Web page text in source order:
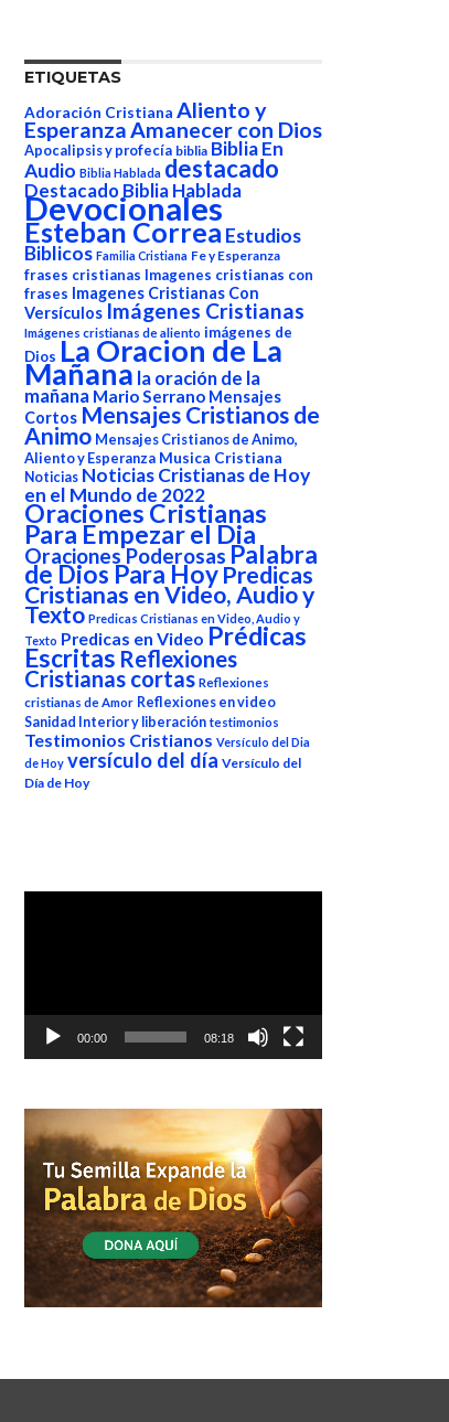
ETIQUETAS
Adoración Cristiana Aliento y
EsperanzaAmanecer con Dios
Apocalipsis y profecía biblia Biblia En
Audio Biblia Hablada destacado
Destacado Biblia Hablada
Devocionales
Esteban Correa Estudios
Biblicos Familia Cristiana Fe y Esperanza
frases cristianas Imagenes cristianas con
frases Imagenes Cristianas Con
Versículos Imágenes Cristianas
Imágenes cristianas de aliento imágenes de
Dios La Oracion de La
Mañana la oración de la
mañana Mario Serrano Mensajes
Cortos Mensajes Cristianos de
Animo Mensajes Cristianos de Animo,
Aliento y Esperanza Musica Cristiana
Noticias Noticias Cristianas de Hoy
en el Mundo de 2022
Oraciones Cristianas
Para Empezar el Dia
Oraciones Poderosas Palabra
de Dios Para HoyPredicas
Cristianas en Video, Audio y
Texto Predicas Cristianas en Video, Audio y
Texto Predicas en Video Prédicas
Escritas Reflexiones
Cristianas cortas Reflexiones
cristianas de Amor Reflexiones en video
Sanidad Interior y liberación testimonios
Testimonios Cristianos Versículo del Dia
de Hoy versículo del día Versículo del
Día de Hoy
Reproductor
00:00 08:18